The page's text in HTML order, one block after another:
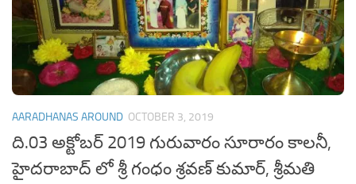
AARADHANAS AROUND OCTOBER 3, 2019
ది.03 అక్టోబర్ 2019 గురువారం సూరారం కాలనీ,
హైదరాబాద్ లో శ్రీ గంధం శ్రవణ్ కుమార్, శ్రీమతి